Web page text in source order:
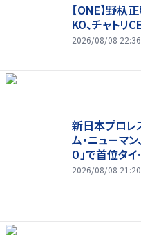
【ONE】野杁
KO、チャトリ
2026/08/08 22:36
新日本プロレ
ム・ニューマン
０」で首位タ
2026/08/08 21:20